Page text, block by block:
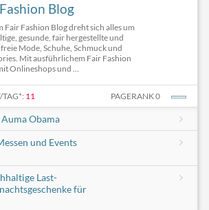
Blog
Fair Fashion Blog dreht sich alles um
gesunde, fair hergestellte und
Mode, Schuhe, Schmuck und
Mit ausführlichem Fair Fashion
Onlineshops und ...
TAG*: 11 PAGERANK 0
Obama
und Events
Last-
für